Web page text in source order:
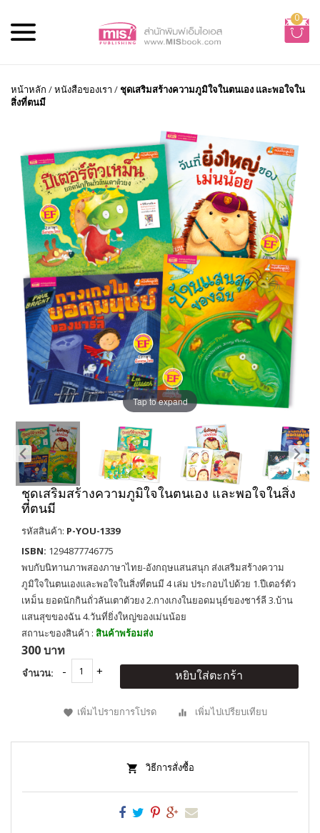
0
หน้าหลัก /หนังสือของเรา / ชุดเสริมสร้างความภูมิใจในตนเอง และพอใจใน
สิ่งที่ตนมี
Tap to expand
ชุดเสริมสร้างความภูมิใจในตนเอง และพอใจในสิ่ง
ที่ตนมี
รหัสสินค้า: P-YOU-1339
ISBN: 1294877746775
พบกับนิทานภาพสองภาษาไทย-อังกฤษแสนสนุก ส่งเสริมสร้างความ
ภูมิใจในตนเองและพอใจในสิ่งที่ตนมี 4 เล่ม ประกอบไปด้วย 1.ปีเตอร์ตัว
เหม็น ยอดนักกินถั่วลันเตาตัวยง 2.กางเกงในยอดมนุย์ของชาร์ลี 3.บ้าน
แสนสุขของฉัน 4.วันที่ยิ่งใหญ่ของเม่นน้อย
สถานะของสินค้า : สินค้าพร้อมส่ง
300 บาท
จำนวน: หยิบใส่ตะกร้า
เพิ่มไปรายการโปรด เพิ่มไปเปรียบเทียบ
วิธีการสั่งซื้อ